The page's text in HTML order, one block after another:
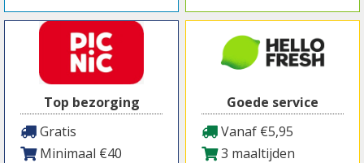
Top bezorging
Gratis
Minimaal €40
Goede service
Vanaf €5,95
3 maaltijden